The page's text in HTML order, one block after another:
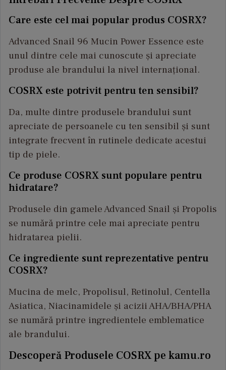
Care este cel mai popular produs COSRX?
Advanced Snail 96 Mucin Power Essence este
unul dintre cele mai cunoscute și apreciate
produse ale brandului la nivel internațional.
COSRX este potrivit pentru ten sensibil?
Da, multe dintre produsele brandului sunt
apreciate de persoanele cu ten sensibil și sunt
integrate frecvent în rutinele dedicate acestui
tip de piele.
Ce produse COSRX sunt populare pentru
hidratare?
Produsele din gamele Advanced Snail și Propolis
se numără printre cele mai apreciate pentru
hidratarea pielii.
Ce ingrediente sunt reprezentative pentru
COSRX?
Mucina de melc, Propolisul, Retinolul, Centella
Asiatica, Niacinamidele și acizii AHA/BHA/PHA
se numără printre ingredientele emblematice
ale brandului.
Descoperă Produsele COSRX pe kamu.ro